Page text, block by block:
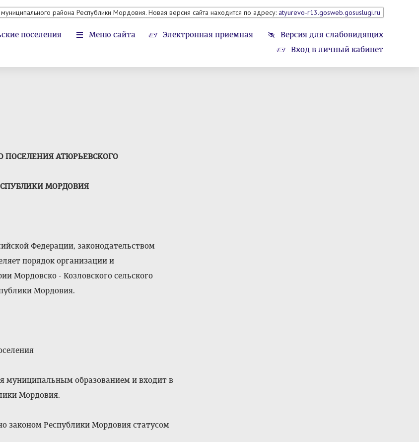
района Республики Мордовия. Новая версия сайта находится по адресу: atyurevo-r13.gosweb.gosuslugi.ru
поселения Меню сайта Электронная приемная
Версия для слабовидящих
Вход в личный кабинет
ПОСЕЛЕНИЯ АТЮРЬЕВСКОГО
МОРДОВИЯ
Федерации, законодательством
порядок организации и
Мордовско - Козловского сельского
Мордовия.
муниципальным образованием и входит в
Мордовия.
законом Республики Мордовия статусом